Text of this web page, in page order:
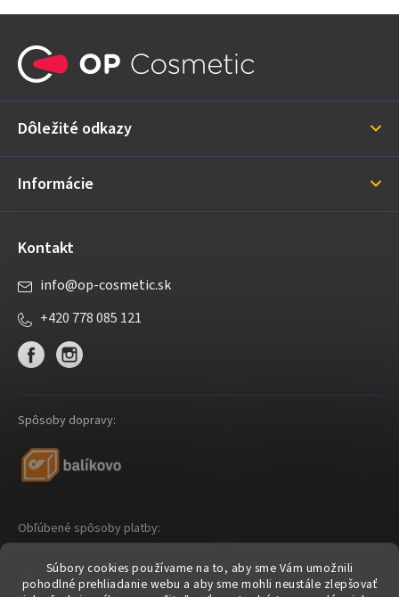
Súbory cookies používame na to, aby sme Vám umožnili
pohodlné prehliadanie webu a aby sme mohli neustále zlepšovať
ä
i
Dôležité odkazy
Informácie
Kontakt
info@op-cosmetic.sk
+420 778 085 121
Spôsoby dopravy:
Obľúbené spôsoby platby: